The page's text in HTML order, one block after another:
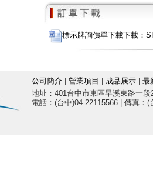
標示牌詢價單下載下載：
公司簡介 營業項目 成品展示
最
地址：401台中市東區旱溪東路一
電話：(台中)04-22115566 | 傳真：(